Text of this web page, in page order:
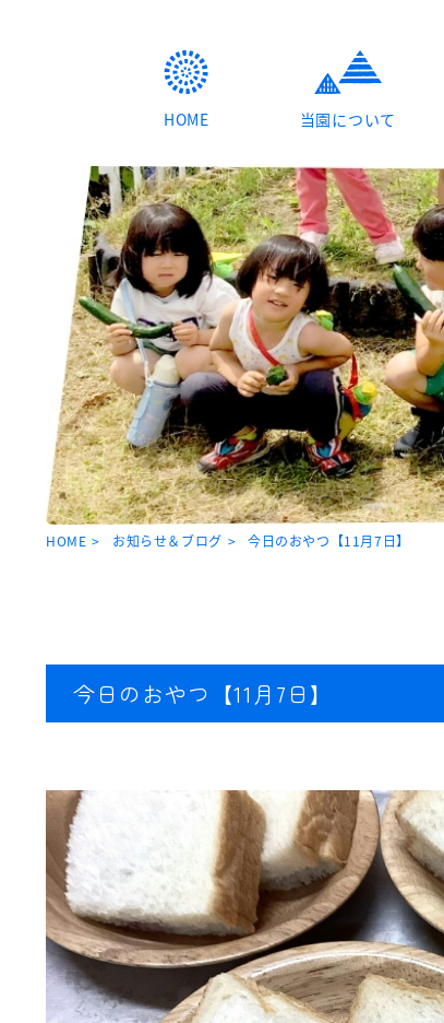
HOME 当園について
HOME お知らせ＆ブログ 今日のおやつ【11月7日】
今日のおやつ【11月7日】